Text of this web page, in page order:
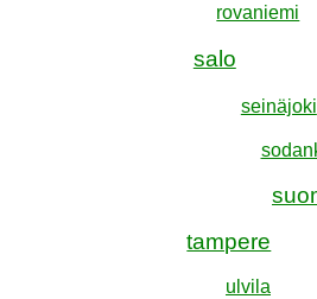
rovaniemi
salo
seinäjoki
tampere
ulvila